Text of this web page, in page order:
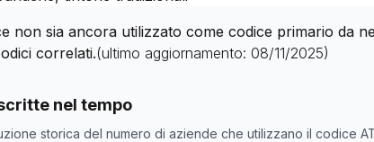
non sia ancora utilizzato come codice primario da
correlati.(ultimo aggiornamento: 08/11/2025)
nel tempo
storica del numero di aziende che utilizzano il codice
con codice ATECO
Numero aziende